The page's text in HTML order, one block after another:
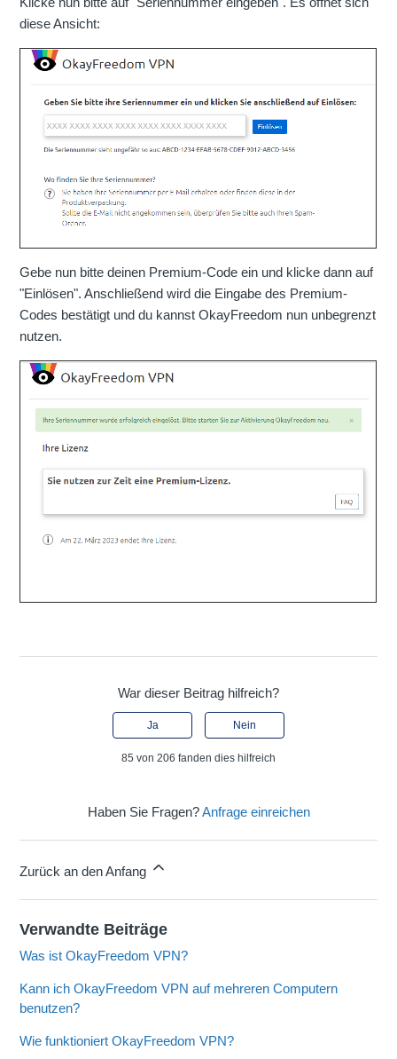
diese Ansicht:
Gebe nun bitte deinen Premium-Code ein und klicke dann auf
"Einlösen". Anschließend wird die Eingabe des Premium-
Codes bestätigt und du kannst OkayFreedom nun unbegrenzt
nutzen.
War dieser Beitrag hilfreich?
Ja Nein
85 von 206 fanden dies hilfreich
Haben Sie Fragen?Anfrage einreichen
Zurück an den Anfang
Verwandte Beiträge
Was ist OkayFreedom VPN?
Kann ich OkayFreedom VPN auf mehreren Computern
benutzen?
Wie funktioniert OkayFreedom VPN?